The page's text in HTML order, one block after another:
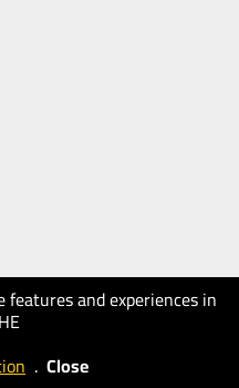
features and experiences in
. Close